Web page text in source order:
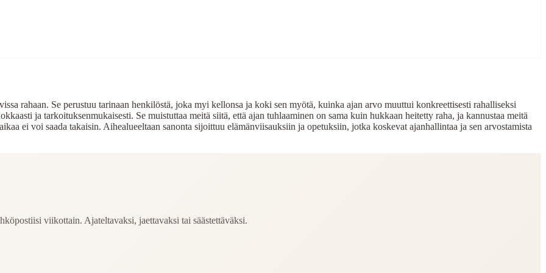
rahaan. Se perustuu tarinaan henkilöstä, joka myi kellonsa ja koki sen myötä, kuinka ajan arvo muuttui konkreettisesti rahalliseksi
ja tarkoituksenmukaisesti. Se muistuttaa meitä siitä, että ajan tuhlaaminen on sama kuin hukkaan heitetty raha, ja kannustaa meitä
ei voi saada takaisin. Aihealueeltaan sanonta sijoittuu elämänviisauksiin ja opetuksiin, jotka koskevat ajanhallintaa ja sen arvostamista
viikottain. Ajateltavaksi, jaettavaksi tai säästettäväksi.